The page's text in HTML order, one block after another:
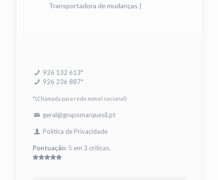
Transportadora de mudanças |
926 132 613*
926 236 887*
*(Chamada para rede móvel nacional)
geral@grupomarquesil.pt
Política de Privacidade
Pontuação:5 em 3 críticas.